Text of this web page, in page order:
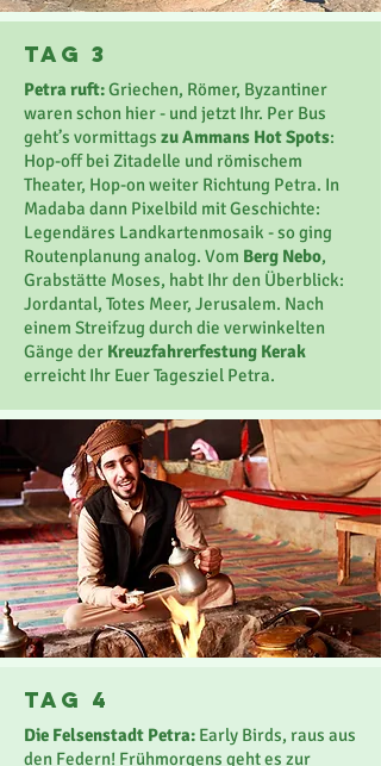
Tag 3
Petra ruft:Griechen, Römer, Byzantiner
waren schon hier - und jetzt Ihr. Per Bus
geht’s vormittags zu Ammans Hot Spots:
Hop-off bei Zitadelle und römischem
Theater, Hop-on weiter Richtung Petra. In
Madaba dann Pixelbild mit Geschichte:
Legendäres Landkartenmosaik - so ging
Routenplanung analog. Vom Berg Nebo,
Grabstätte Moses, habt Ihr den Überblick:
Jordantal, Totes Meer, Jerusalem. Nach
einem Streifzug durch die verwinkelten
Gänge der Kreuzfahrerfestung Kerak
erreicht Ihr Euer Tagesziel Petra.
Tag 4
Die Felsenstadt Petra: Early Birds, raus aus
den Federn! Frühmorgens geht es zur